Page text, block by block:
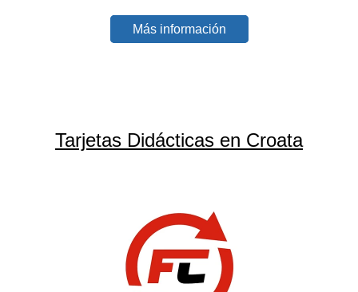
Más información
Tarjetas Didácticas en Croata